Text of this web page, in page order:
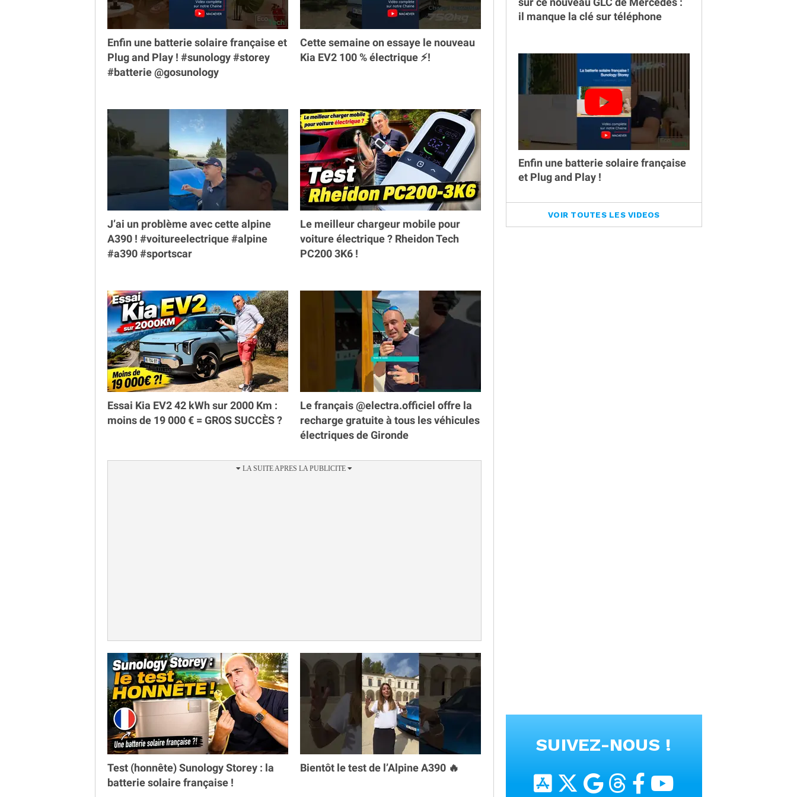
Enfin une batterie solaire française et
Plug and Play ! #sunology #storey
#batterie @gosunology
Cette semaine on essaye le nouveau
Kia EV2 100 % électrique ⚡️!
J’ai un problème avec cette alpine
A390 ! #voitureelectrique #alpine
#a390 #sportscar
Le meilleur chargeur mobile pour
voiture électrique ? Rheidon Tech
PC200 3K6 !
Essai Kia EV2 42 kWh sur 2000 Km :
moins de 19 000 € = GROS SUCCÈS ?
Le français @electra.officiel offre la
recharge gratuite à tous les véhicules
électriques de Gironde
Test (honnête) Sunology Storey : la
batterie solaire française !
Bientôt le test de l’Alpine A390 🔥
il manque la clé sur téléphone
Enfin une batterie solaire française
et Plug and Play !
VOIR TOUTES LES VIDEOS
SUIVEZ-NOUS !